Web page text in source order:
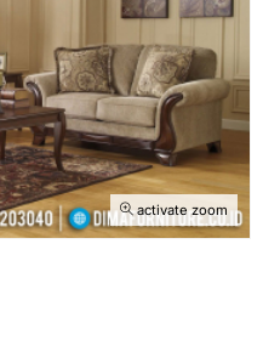
activate zoom